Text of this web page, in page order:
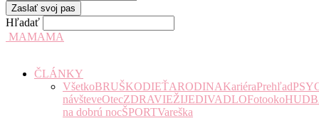
Hľadať
MAMAMA
ČLÁNKY
VšetkoBRUŠKODIEŤARODINAKariéraPrehľad
návšteveOtecZDRAVIEŽIJEDIVADLOFotooko
na dobrú nocŠPORTVareška